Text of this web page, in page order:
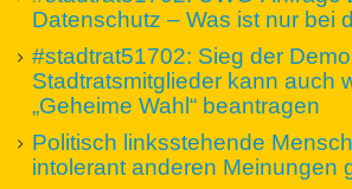
Datenschutz – Was ist nur bei
#stadtrat51702: Sieg der
Stadtratsmitglieder kann auch
„Geheime Wahl“ beantragen
Politisch linksstehende
intolerant anderen Meinungen